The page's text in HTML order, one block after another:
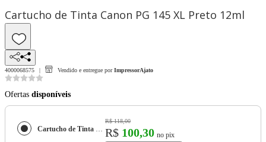
Cartucho de Tinta Canon PG 145 XL Preto 12ml
4000068575 Vendido e entregue por ImpressorAjato
Ofertas disponíveis
Cartucho de Tinta Canon PG 145 XL Preto 12ml
R$ 118,00
R$ 100,30 no pix